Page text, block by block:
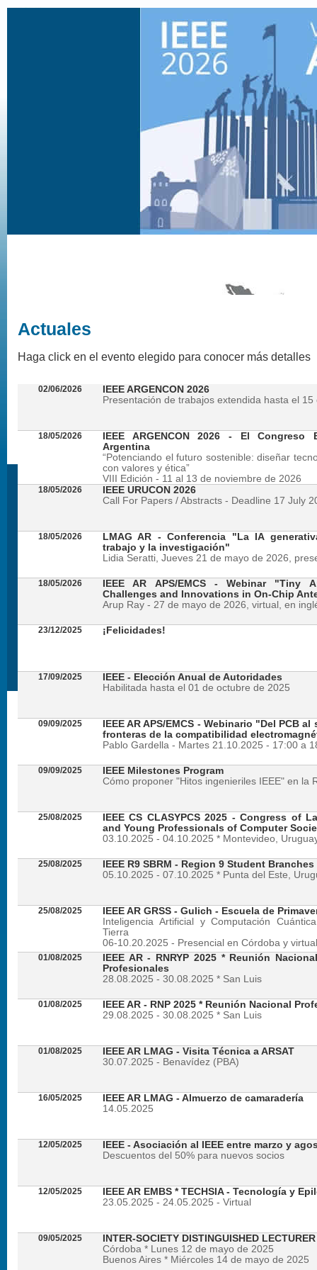
Noticias y Actividades Newsletter
Documentación
Actuales
Haga click en el evento elegido para conocer más detalles
02/06/2026
IEEE ARGENCON 2026
Presentación de trabajos extendida hasta el 15
18/05/2026
IEEE ARGENCON 2026 - El
Argentina
“Potenciando el futuro sostenible: diseñar
con valores y ética”
VIII Edición - 11 al 13 de noviembre de 2026
18/05/2026
IEEE URUCON 2026
Call For Papers / Abstracts - Deadline 17 July
18/05/2026
LMAG AR - Conferencia "La IA
trabajo y la investigación"
Lidia Seratti, Jueves 21 de mayo de 2026,
18/05/2026
IEEE AR APS/EMCS - Webinar "Tiny
Challenges and Innovations in On-Chip
Arup Ray - 27 de mayo de 2026, virtual, en
23/12/2025 ¡Felicidades!
17/09/2025
IEEE - Elección Anual de Autoridades
Habilitada hasta el 01 de octubre de 2025
09/09/2025
IEEE AR APS/EMCS - Webinario "Del PCB
fronteras de la compatibilidad
Pablo Gardella - Martes 21.10.2025 - 17:00 a
09/09/2025
IEEE Milestones Program
Cómo proponer "Hitos ingenieriles IEEE" en la
25/08/2025
IEEE CS CLASYPCS 2025 - Congress of
and Young Professionals of Computer
03.10.2025 - 04.10.2025 * Montevideo,
25/08/2025
IEEE R9 SBRM - Region 9 Student
05.10.2025 - 07.10.2025 * Punta del Este,
25/08/2025
IEEE AR GRSS - Gulich - Escuela de
Inteligencia Artificial y Computación
Tierra
06-10.20.2025 - Presencial en Córdoba y virtual
01/08/2025
IEEE AR - RNRYP 2025 * Reunión
Profesionales
28.08.2025 - 30.08.2025 * San Luis
01/08/2025
IEEE AR - RNP 2025 * Reunión Nacional
29.08.2025 - 30.08.2025 * San Luis
01/08/2025
IEEE AR LMAG - Visita Técnica a ARSAT
30.07.2025 - Benavídez (PBA)
16/05/2025
IEEE AR LMAG - Almuerzo de camaradería
14.05.2025
12/05/2025
IEEE - Asociación al IEEE entre marzo y
Descuentos del 50% para nuevos socios
12/05/2025
IEEE AR EMBS * TECHSIA - Tecnología y
23.05.2025 - 24.05.2025 - Virtual
09/05/2025
INTER-SOCIETY DISTINGUISHED
Córdoba * Lunes 12 de mayo de 2025
Buenos Aires * Miércoles 14 de mayo de 2025